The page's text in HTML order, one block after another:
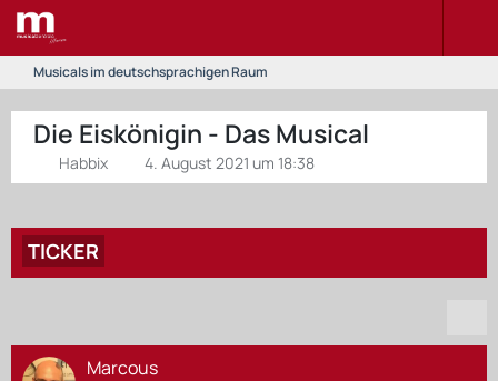
Musicals im deutschsprachigen Raum
Die Eiskönigin - Das Musical
Habbix 4. August 2021 um 18:38
TICKER
Marcous